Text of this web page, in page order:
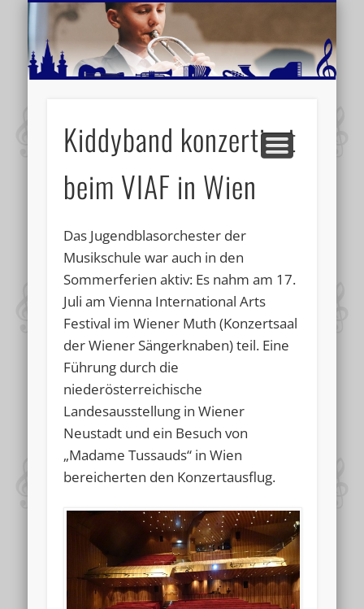
MUSIKSCHULE MARIAZELL
AKTUELLE BERICHTE
SCHULE
VIDEOS
VERANSTALTUNGSTIPPS
WEITERE INFORMATIONEN
Kiddyband konzertiert
beim VIAF in Wien
Das Jugendblasorchester der
Musikschule war auch in den
Sommerferien aktiv: Es nahm am 17.
Juli am Vienna International Arts
Festival im Wiener Muth (Konzertsaal
der Wiener Sängerknaben) teil. Eine
Führung durch die
niederösterreichische
Landesausstellung in Wiener
Neustadt und ein Besuch von
„Madame Tussauds“ in Wien
bereicherten den Konzertausflug.